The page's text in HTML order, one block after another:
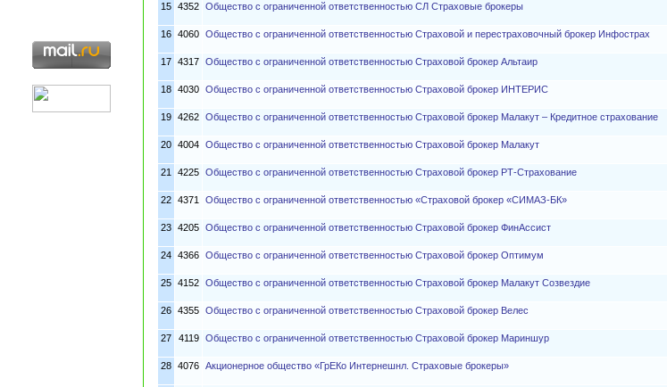
15 4352 Общество с ограниченной ответственностью СЛ Страховые брокеры
16 4060 Общество с ограниченной ответственностью Страховой и перестраховочный брокер Инфострах
17 4317 Общество с ограниченной ответственностью Страховой брокер Альтаир
18 4030 Общество с ограниченной ответственностью Страховой брокер ИНТЕРИС
19 4262 Общество с ограниченной ответственностью Страховой брокер Малакут – Кредитное страхование
20 4004 Общество с ограниченной ответственностью Страховой брокер Малакут
21 4225 Общество с ограниченной ответственностью Страховой брокер РТ-Страхование
22 4371 Общество с ограниченной ответственностью «Страховой брокер «СИМАЗ-БК»
23 4205 Общество с ограниченной ответственностью Страховой брокер ФинАссист
24 4366 Общество с ограниченной ответственностью Страховой брокер Оптимум
25 4152 Общество с ограниченной ответственностью Страховой брокер Малакут Созвездие
26 4355 Общество с ограниченной ответственностью Страховой брокер Велес
27 4119 Общество с ограниченной ответственностью Страховой брокер Мариншур
28 4076 Акционерное общество «ГрЕКо Интернешнл. Страховые брокеры»